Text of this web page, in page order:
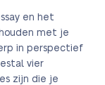
en het
met je
in perspectief
vier
zijn die je